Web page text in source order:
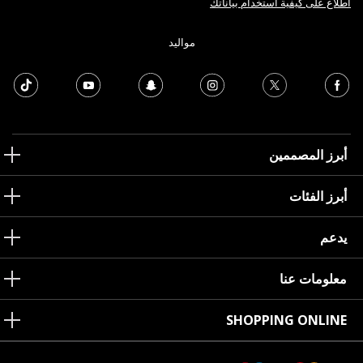
مواليد
أبرز المصممين
أبرز الفئات
يدعم
معلومات عنا
SHOPPING ONLINE